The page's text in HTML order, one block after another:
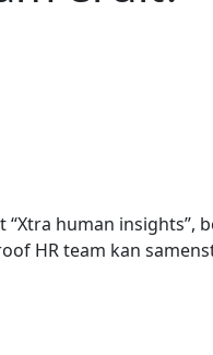
human insights”,
HR team kan